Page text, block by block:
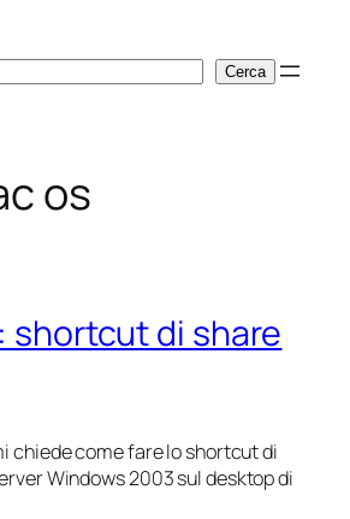
Cerca
os
shortcut di share
chiede come fare lo shortcut di
Windows 2003 sul desktop di